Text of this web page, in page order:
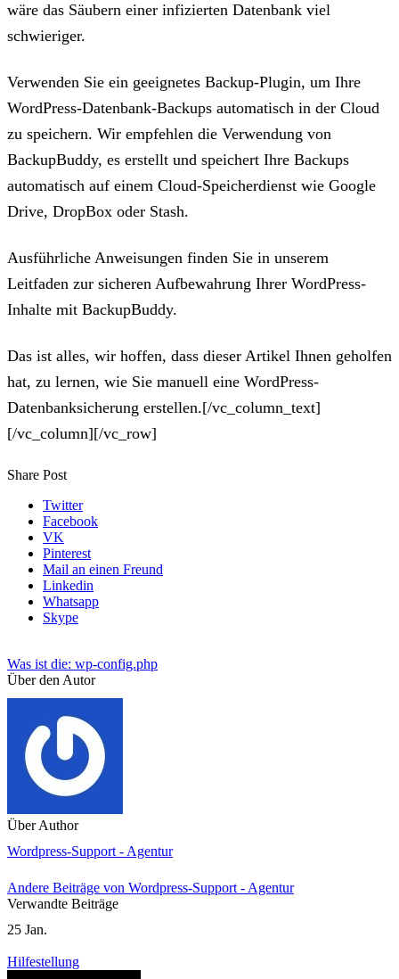
wäre das Säubern einer infizierten Datenbank viel
schwieriger.
Verwenden Sie ein geeignetes Backup-Plugin, um Ihre
WordPress-Datenbank-Backups automatisch in der Cloud
zu speichern. Wir empfehlen die Verwendung von
BackupBuddy, es erstellt und speichert Ihre Backups
automatisch auf einem Cloud-Speicherdienst wie Google
Drive, DropBox oder Stash.
Ausführliche Anweisungen finden Sie in unserem
Leitfaden zur sicheren Aufbewahrung Ihrer WordPress-
Inhalte mit BackupBuddy.
Das ist alles, wir hoffen, dass dieser Artikel Ihnen geholfen
hat, zu lernen, wie Sie manuell eine WordPress-
Datenbanksicherung erstellen.[/vc_column_text]
[/vc_column][/vc_row]
Share Post
Twitter
Facebook
VK
Pinterest
Mail an einen Freund
Linkedin
Whatsapp
Skype
Was ist die: wp-config.php
Über den Autor
Über Author
Wordpress-Support - Agentur
Andere Beiträge von Wordpress-Support - Agentur
Verwandte Beiträge
25 Jan.
Hilfestellung